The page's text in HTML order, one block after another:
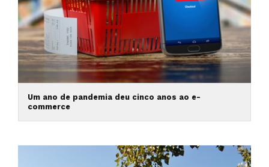
Um ano de pandemia deu cinco anos ao e-
commerce